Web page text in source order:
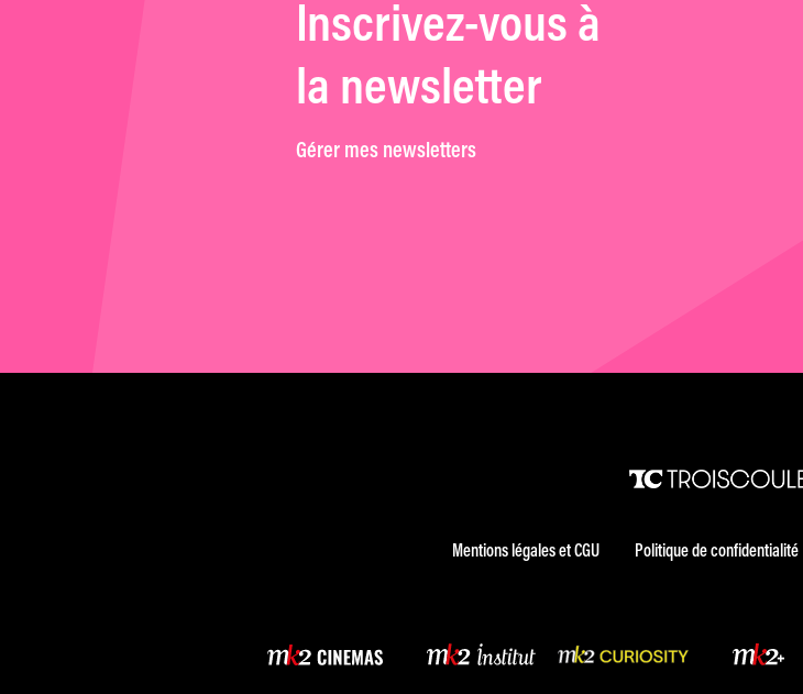
Inscrivez-vous à
la newsletter
Gérer mes newsletters
Mentions légales et CGU Politique de confidentialité